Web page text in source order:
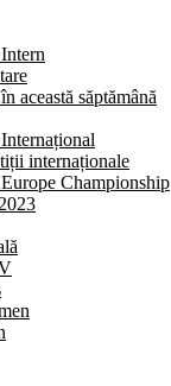
această săptămână
internaționale
Championship